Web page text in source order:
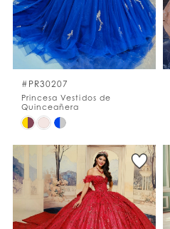
#PR30207
Princesa Vestidos de
Quinceañera
Skip
#a10e8e46bd
to
end